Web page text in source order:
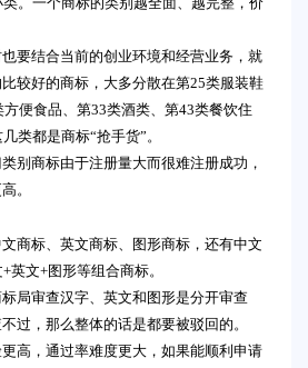
要结合当前的创业环境和经营业务，就
较好的商标，大多分散在第25类服装鞋
便食品、第33类酒类、第43类餐饮住
类都是商标“抢手货”。
别商标由于注册量大而很难注册成功，
。
商标、英文商标、图形商标，还有中文
英文+图形等组合商标。
局审查汉字、英文和图形是分开审查
过，那么整体的话是都要被驳回的。
高，通过率难度更大，如果能顺利申请